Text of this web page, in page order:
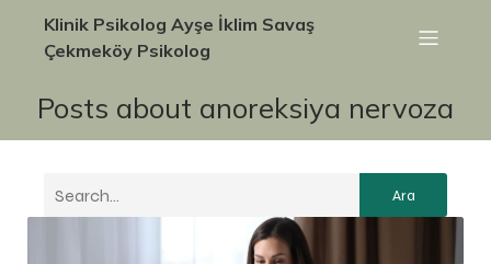
Klinik Psikolog Ayşe İklim Savaş
Çekmeköy Psikolog
Posts about anoreksiya nervoza
Ara